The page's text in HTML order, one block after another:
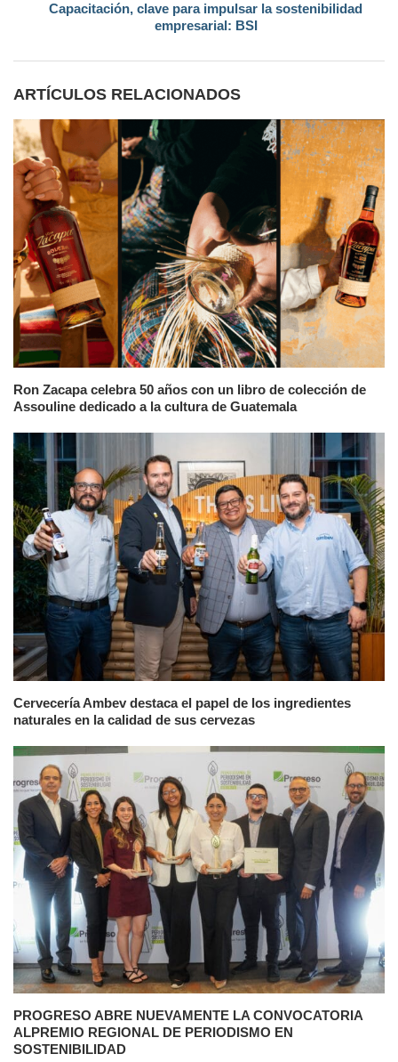
Capacitación, clave para impulsar la sostenibilidad
empresarial: BSI
ARTÍCULOS RELACIONADOS
Ron Zacapa celebra 50 años con un libro de colección de
Assouline dedicado a la cultura de Guatemala
Cervecería Ambev destaca el papel de los ingredientes
naturales en la calidad de sus cervezas
PROGRESO ABRE NUEVAMENTE LA CONVOCATORIA
ALPREMIO REGIONAL DE PERIODISMO EN
SOSTENIBILIDAD